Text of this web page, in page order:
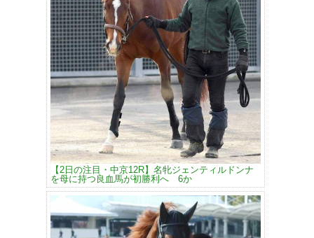
【2日の注目・中京12R】名牝ジェンティルドンナ
を母に持つ良血馬が初勝利へ 6か